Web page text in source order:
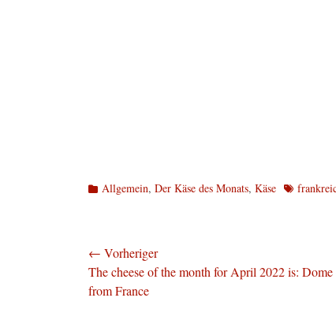
Kategorien
Allgemein, Der Käse des Monats, Käse
Beitragsnavigation
← Vorheriger
Vorheriger
Beitrag:
The cheese of the month for April 2022 is:
from France